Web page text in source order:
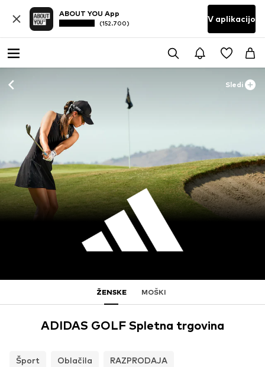
ABOUT YOU App
(152.700) V aplikacijo
Sledi
ŽENSKE MOŠKI
ADIDAS GOLF Spletna trgovina
Šport Oblačila RAZPRODAJA